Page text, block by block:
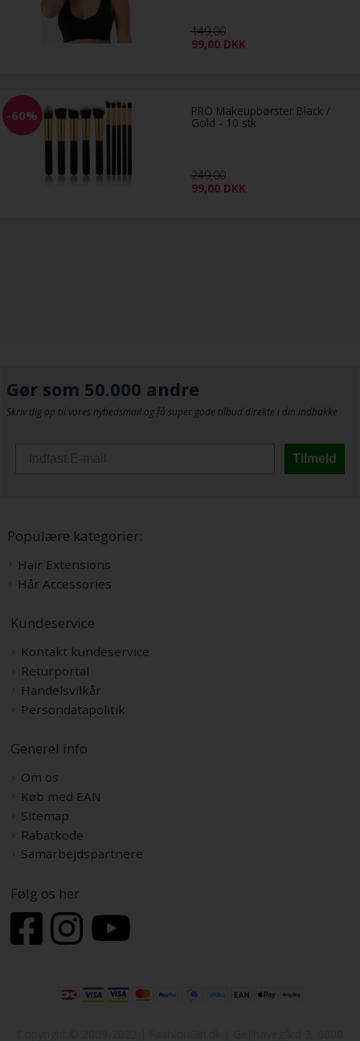
149,00
99,00 DKK
-60% PRO Makeupbørster Black /
Gold - 10 stk
249,00
99,00 DKK
Gør som 50.000 andre
Skriv dig op til vores nyhedsmail og få super gode tilbud direkte i din indbakke
Tilmeld
Populære kategorier:
Hair Extensions
Hår Accessories
Kundeservice
Kontakt kundeservice
Returportal
Handelsvilkår
Persondatapolitik
Generel info
Om os
Køb med EAN
Sitemap
Rabatkode
Samarbejdspartnere
Følg os her